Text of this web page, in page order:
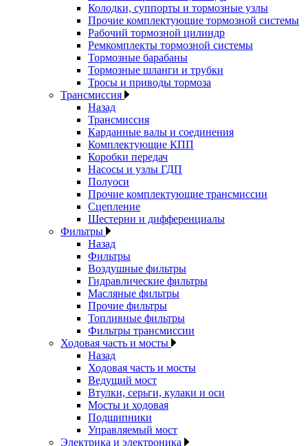
Колодки, суппорты и тормозные узлы
Прочие комплектующие тормозной системы
Рабочий тормозной цилиндр
Ремкомплекты тормозной системы
Тормозные барабаны
Тормозные шланги и трубки
Тросы и приводы тормоза
Трансмиссия
Назад
Трансмиссия
Карданные валы и соединения
Комплектующие КПП
Коробки передач
Насосы и узлы ГДП
Полуоси
Прочие комплектующие трансмиссии
Сцепление
Шестерни и дифференциалы
Фильтры
Назад
Фильтры
Воздушные фильтры
Гидравлические фильтры
Масляные фильтры
Прочие фильтры
Топливные фильтры
Фильтры трансмиссии
Ходовая часть и мосты
Назад
Ходовая часть и мосты
Ведущий мост
Втулки, серьги, кулаки и оси
Мосты и ходовая
Подшипники
Управляемый мост
Электрика и электроника